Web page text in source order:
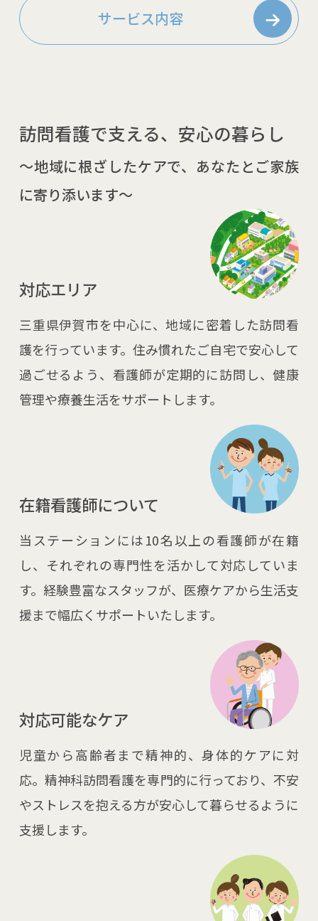
サービス内容
訪問看護で支える、安心の暮らし
～地域に根ざしたケアで、あなたとご家族
に寄り添います～
対応エリア
三重県伊賀市を中心に、地域に密着した訪問看
護を行っています。住み慣れたご自宅で安心して
過ごせるよう、看護師が定期的に訪問し、健康
管理や療養生活をサポートします。
在籍看護師について
当ステーションには10名以上の看護師が在籍
し、それぞれの専門性を活かして対応していま
す。経験豊富なスタッフが、医療ケアから生活支
援まで幅広くサポートいたします。
対応可能なケア
児童から高齢者まで精神的、身体的ケアに対
応。精神科訪問看護を専門的に行っており、不安
やストレスを抱える方が安心して暮らせるように
支援します。